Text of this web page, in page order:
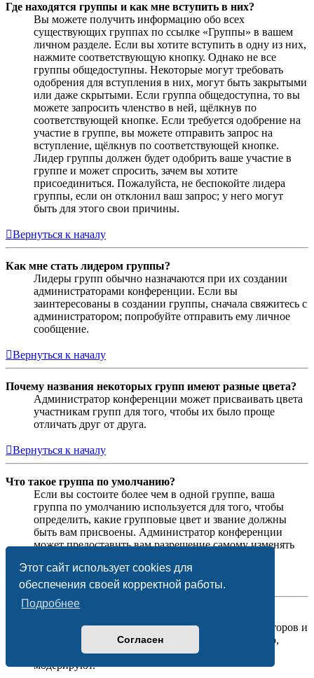
Этот сайт использует cookies для
обеспечения своей корректной работы.
Подробнее
Согласен
Где находятся группы и как мне вступить в них?
Вы можете получить информацию обо всех
существующих группах по ссылке «Группы» в вашем
личном разделе. Если вы хотите вступить в одну из них,
нажмите соответствующую кнопку. Однако не все
группы общедоступны. Некоторые могут требовать
одобрения для вступления в них, могут быть закрытыми
или даже скрытыми. Если группа общедоступна, то вы
можете запросить членство в ней, щёлкнув по
соответствующей кнопке. Если требуется одобрение на
участие в группе, вы можете отправить запрос на
вступление, щёлкнув по соответствующей кнопке.
Лидер группы должен будет одобрить ваше участие в
группе и может спросить, зачем вы хотите
присоединиться. Пожалуйста, не беспокойте лидера
группы, если он отклонил ваш запрос; у него могут
быть для этого свои причины.
Вернуться к началу
Как мне стать лидером группы?
Лидеры групп обычно назначаются при их создании
администраторами конференции. Если вы
заинтересованы в создании группы, сначала свяжитесь с
администратором; попробуйте отправить ему личное
сообщение.
Вернуться к началу
Почему названия некоторых групп имеют разные цвета?
Администратор конференции может присваивать цвета
участникам групп для того, чтобы их было проще
отличать друг от друга.
Вернуться к началу
Что такое группа по умолчанию?
Если вы состоите более чем в одной группе, ваша
группа по умолчанию используется для того, чтобы
определить, какие групповые цвет и звание должны
быть вам присвоены. Администратор конференции
может предоставить вам разрешение самому изменять
Вернуться к началу
На этой странице вы найдёте список администраторов и
модераторов конференции и другую информацию,
такую как сведения о форумах, которые они
модерируют.